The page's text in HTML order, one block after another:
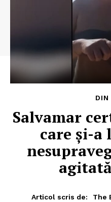
DIN
Salvamar
care şi-a
Articol scris de:
The